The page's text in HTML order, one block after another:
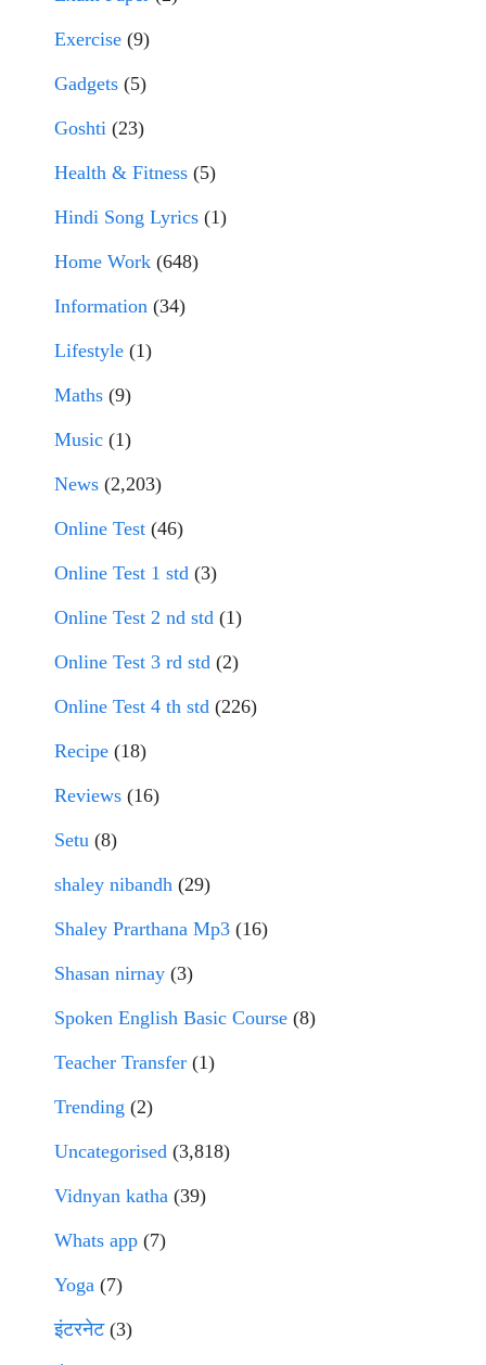
Exercise (9)
Gadgets (5)
Goshti (23)
Health & Fitness (5)
Hindi Song Lyrics (1)
Home Work (648)
Information (34)
Lifestyle (1)
Maths (9)
Music (1)
News (2,203)
Online Test (46)
Online Test 1 std (3)
Online Test 2 nd std (1)
Online Test 3 rd std (2)
Online Test 4 th std (226)
Recipe (18)
Reviews (16)
Setu (8)
shaley nibandh (29)
Shaley Prarthana Mp3 (16)
Shasan nirnay (3)
Spoken English Basic Course (8)
Teacher Transfer (1)
Trending (2)
Uncategorised (3,818)
Vidnyan katha (39)
Whats app (7)
Yoga (7)
इंटरनेट(3)